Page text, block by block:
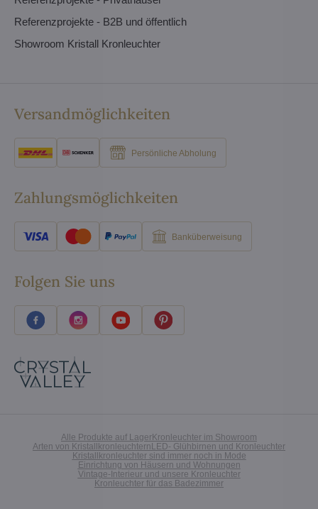
Referenzprojekte - B2B und öffentlich
Showroom Kristall Kronleuchter
Versandmöglichkeiten
Persönliche Abholung
Zahlungsmöglichkeiten
Banküberweisung
Folgen Sie uns
Alle Produkte auf LagerKronleuchter im Showroom
Arten von Kristallkronleuchtern LED- Glühbirnen und Kronleuchter
Kristallkronleuchter sind immer noch in Mode
Einrichtung von Häusern und Wohnungen
Vintage-Interieur und unsere Kronleuchter
Kronleuchter für das Badezimmer